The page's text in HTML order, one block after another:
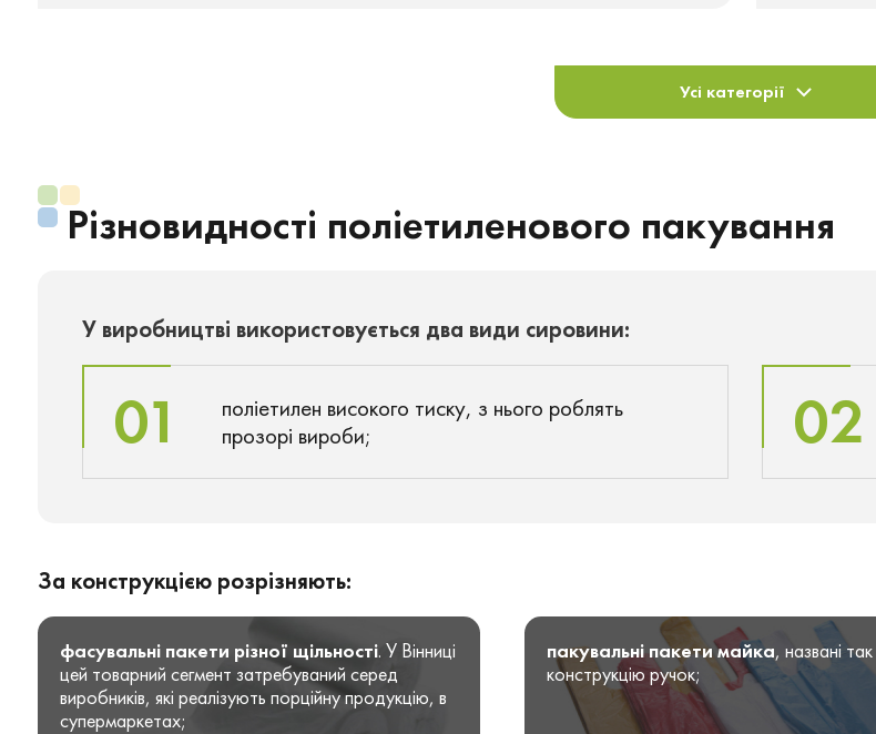
Усі категорії
Різновидності поліетиленового пакування
У виробництві використовується два види сировини:
01
поліетилен високого тиску, з нього роблять
прозорі вироби;
02
За конструкцією розрізняють:
фасувальні пакети різної щільності. У Вінниці
цей товарний сегмент затребуваний серед
виробників, які реалізують порційну продукцію, в
супермаркетах;
пакувальні пакети майка, названі
конструкцію ручок;